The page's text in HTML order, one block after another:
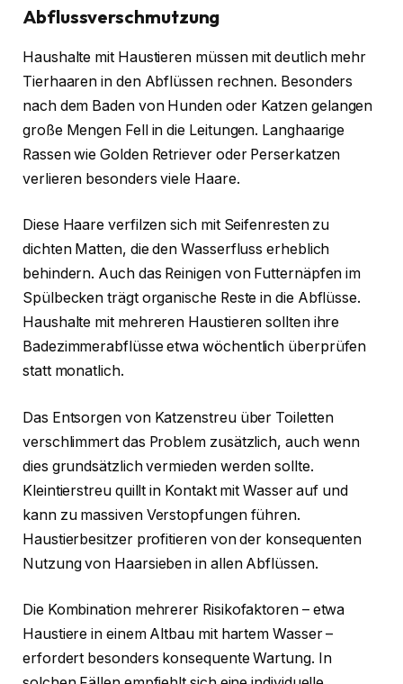
Abflussverschmutzung
Haushalte mit Haustieren müssen mit deutlich mehr
Tierhaaren in den Abflüssen rechnen. Besonders
nach dem Baden von Hunden oder Katzen gelangen
große Mengen Fell in die Leitungen. Langhaarige
Rassen wie Golden Retriever oder Perserkatzen
verlieren besonders viele Haare.
Diese Haare verfilzen sich mit Seifenresten zu
dichten Matten, die den Wasserfluss erheblich
behindern. Auch das Reinigen von Futternäpfen im
Spülbecken trägt organische Reste in die Abflüsse.
Haushalte mit mehreren Haustieren sollten ihre
Badezimmerabflüsse etwa wöchentlich überprüfen
statt monatlich.
Das Entsorgen von Katzenstreu über Toiletten
verschlimmert das Problem zusätzlich, auch wenn
dies grundsätzlich vermieden werden sollte.
Kleintierstreu quillt in Kontakt mit Wasser auf und
kann zu massiven Verstopfungen führen.
Haustierbesitzer profitieren von der konsequenten
Nutzung von Haarsieben in allen Abflüssen.
Die Kombination mehrerer Risikofaktoren – etwa
Haustiere in einem Altbau mit hartem Wasser –
erfordert besonders konsequente Wartung. In